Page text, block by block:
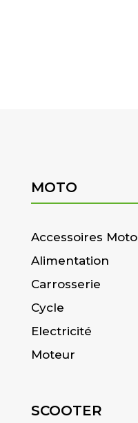
MOTO
Accessoires Moto
Alimentation
Carrosserie
Cycle
Electricité
Moteur
SCOOTER